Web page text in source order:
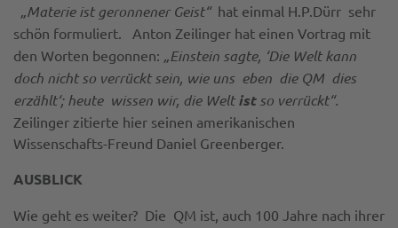
„Materie ist geronnener Geist“ hat einmal H.P.Dürr sehr
schön formuliert.
Anton Zeilinger hat einen Vortrag mit
den Worten begonnen: „Einstein sagte, ‘Die Welt kann
doch nicht so verrückt sein, wie uns eben die QM dies
erzählt‘; heute wissen wir, die Weltistso verrückt“.
Zeilinger zitierte hier seinen amerikanischen
Wissenschafts-Freund Daniel Greenberger.
AUSBLICK
Wie geht es weiter? Die QM ist, auch 100 Jahre nach ihrer